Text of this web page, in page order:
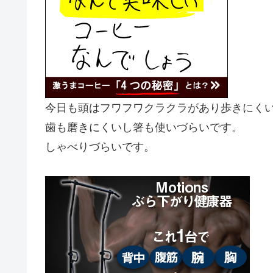
今日も頭はフワフワクラクラがあり歩きにく
歯も磨きにくいし箸も使いづらいです。
しゃべりづらいです。